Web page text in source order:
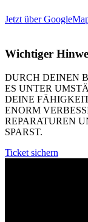
Jetzt über
Wichtiger
DURCH DEINEN
ES UNTER
DEINE
ENORM
REPARATUREN
SPARST.
Ticket sichern